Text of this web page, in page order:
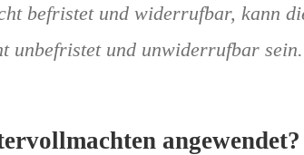
befristet und widerrufbar, kann
unbefristet und unwiderrufbar sein.
angewendet?